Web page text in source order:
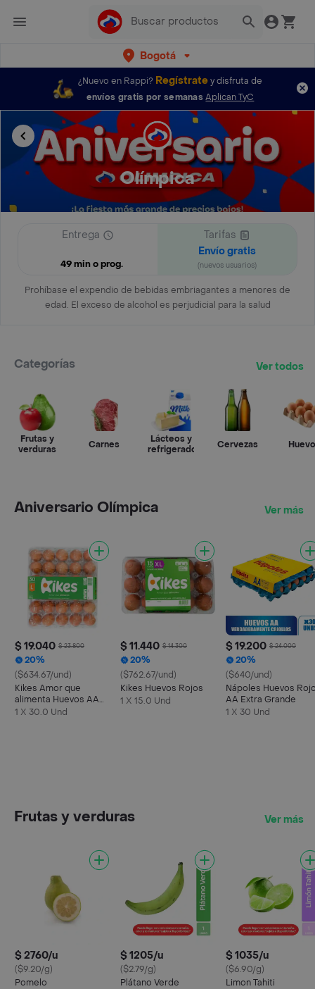
Bogotá
¿Nuevo en Rappi? Regístratey disfruta de
envíos gratis por semanas Aplican TyC
Olímpica
Entrega
49 min o prog.
Tarifas
Envío gratis
(nuevos usuarios)
Prohíbase el expendio de bebidas embriagantes a menores de
edad. El exceso de alcohol es perjudicial para la salud
Categorías Ver todos
Frutas y
verduras
Carnes
Lácteos y
refrigerados
Cervezas
Aniversario Olímpica Ver más
$ 19.040 $ 23.800
20%
($634.67/und)
Kikes Amor que
alimenta Huevos AA
Rojos L
1 X 30.0 Und
$ 11.440 $ 14.300
20%
($762.67/und)
Kikes Huevos Rojos
1 X 15.0 Und
$ 19.200 $ 24.000
20%
($640/und)
Nápoles Huevos
AA Extra Grande
1 X 30 Und
Frutas y verduras Ver más
$ 2760/u
($9.20/g)
Pomelo
$ 1205/u
($2.79/g)
Plátano Verde
$ 1035/u
($6.90/g)
Limon Tahiti